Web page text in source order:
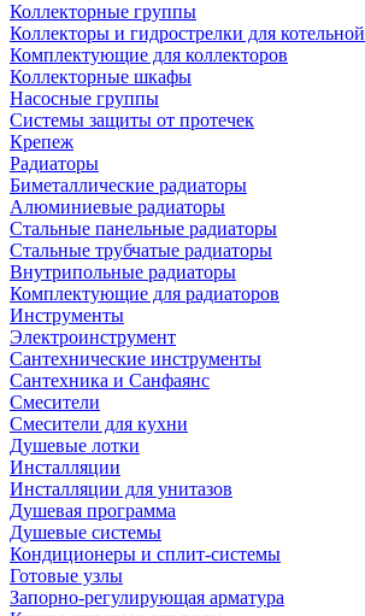
Коллекторные группы
Коллекторы и гидрострелки для котельной
Комплектующие для коллекторов
Коллекторные шкафы
Насосные группы
Системы защиты от протечек
Крепеж
Радиаторы
Биметаллические радиаторы
Алюминиевые радиаторы
Стальные панельные радиаторы
Стальные трубчатые радиаторы
Внутрипольные радиаторы
Комплектующие для радиаторов
Инструменты
Электроинструмент
Сантехнические инструменты
Сантехника и Санфаянс
Смесители
Смесители для кухни
Душевые лотки
Инсталляции
Инсталляции для унитазов
Душевая программа
Душевые системы
Кондиционеры и сплит-системы
Готовые узлы
Запорно-регулирующая арматура